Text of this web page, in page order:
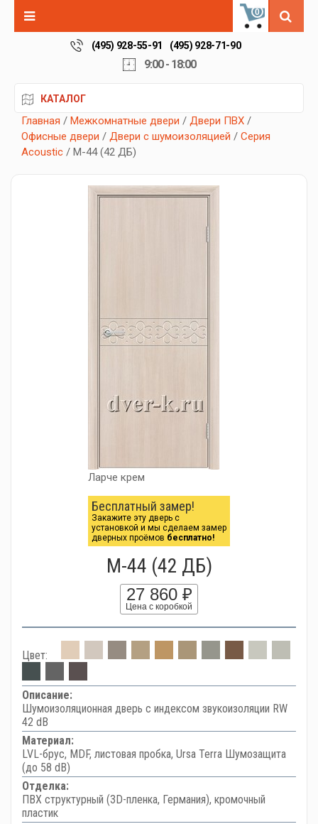
0
(495) 928-55-91 (495) 928-71-90
9:00 - 18:00
КАТАЛОГ
Главная / Межкомнатные двери / Двери ПВХ /
Офисные двери / Двери с шумоизоляцией / Серия
Acoustic / М-44 (42 ДБ)
Ларче крем
Бесплатный замер!
Закажите эту дверь с
установкой и мы сделаем замер
дверных проёмов бесплатно!
М-44 (42 ДБ)
27 860 ₽
Цена с коробкой
Цвет:
Описание:
Шумоизоляционная дверь с индексом звукоизоляции RW
42 dB
Материал:
LVL-брус, MDF, листовая пробка, Ursa Terra Шумозащита
(до 58 dB)
Отделка:
ПВХ структурный (3D-пленка, Германия), кромочный
пластик